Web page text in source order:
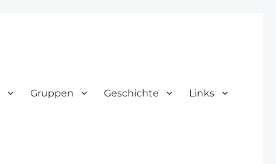
Gruppen Geschichte Links